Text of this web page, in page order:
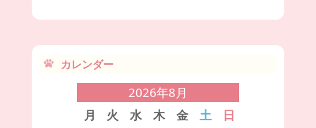
カレンダー
2026年8月
月
火 水 木 金 土 日